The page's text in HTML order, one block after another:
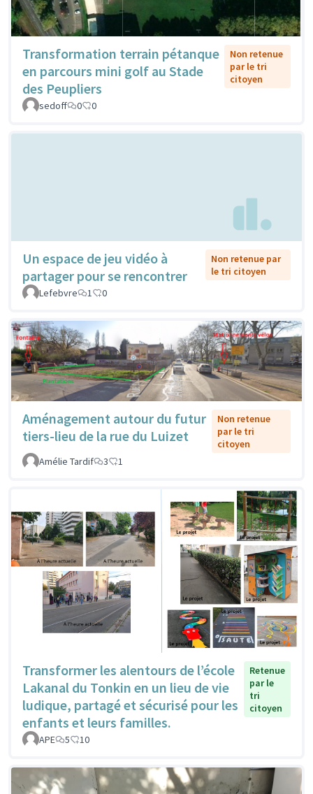
Transformation terrain pétanque
en parcours mini golf au Stade
des Peupliers
Non retenue
par le tri
citoyen
sedoff 0 0
Un espace de jeu vidéo à
partager pour se rencontrer
Non retenue par
le tri citoyen
Lefebvre
1 0
Aménagement autour du futur
tiers-lieu de la rue du Luizet
Non retenue
par le tri
citoyen
Amélie Tardif
3 1
Transformer les alentours de l’école
Lakanal du Tonkin en un lieu de vie
ludique, partagé et sécurisé pour les
enfants et leurs familles.
Retenue
par le
tri
citoyen
APE 5 10